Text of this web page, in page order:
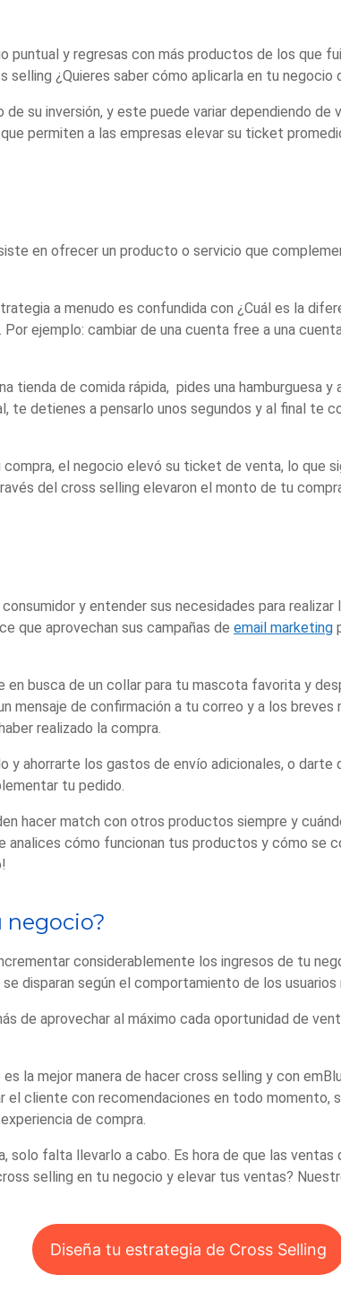
puntual y regresas con más productos de los que
¿Quieres saber cómo aplicarla en tu negocio
de su inversión, y este puede variar dependiendo
permiten a las empresas elevar su ticket
en ofrecer un producto o servicio que
a menudo es confundida con ¿Cuál es la
ejemplo: cambiar de una cuenta free a una
tienda de comida rápida, pides una
te detienes a pensarlo unos segundos y al final te
el negocio elevó su ticket de venta, lo que
del cross selling elevaron el monto de tu
y entender sus necesidades para
que aprovechan sus campañas de email marketing
en busca de un collar para tu mascota favorita y
mensaje de confirmación a tu correo y a los
realizado la compra.
y ahorrarte los gastos de envío adicionales, o
tu pedido.
hacer match con otros productos siempre y
analices cómo funcionan tus productos y cómo se
negocio?
considerablemente los ingresos de tu
disparan según el comportamiento de los
de aprovechar al máximo cada oportunidad de
la mejor manera de hacer cross selling y con
cliente con recomendaciones en todo momento,
de compra.
solo falta llevarlo a cabo. Es hora de que las
selling en tu negocio y elevar tus ventas?
Diseña tu estrategia de Cross Selling